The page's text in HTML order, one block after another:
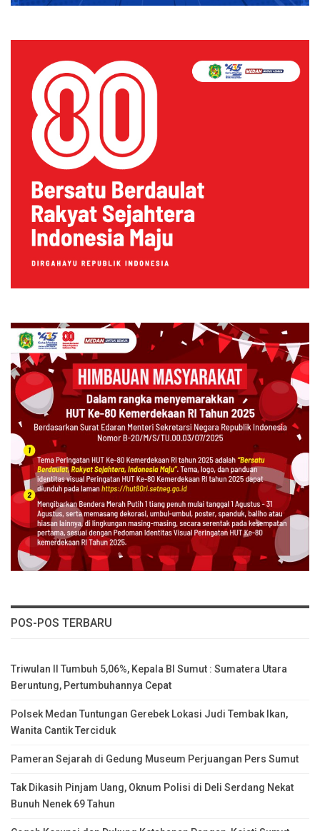
POS-POS TERBARU
Triwulan II Tumbuh 5,06%, Kepala BI Sumut : Sumatera Utara
Beruntung, Pertumbuhannya Cepat
Polsek Medan Tuntungan Gerebek Lokasi Judi Tembak Ikan,
Wanita Cantik Terciduk
Pameran Sejarah di Gedung Museum Perjuangan Pers Sumut
Tak Dikasih Pinjam Uang, Oknum Polisi di Deli Serdang Nekat
Bunuh Nenek 69 Tahun